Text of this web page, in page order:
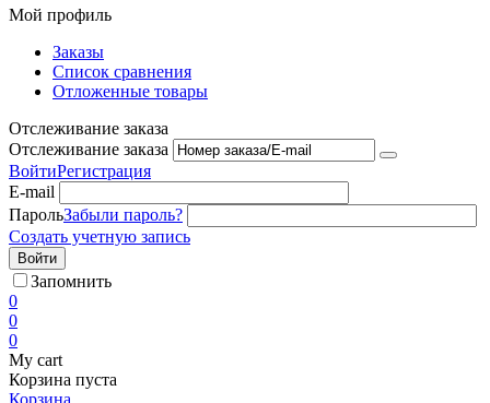
Мой профиль
Заказы
Список сравнения
Отложенные товары
Отслеживание заказа
Отслеживание заказа
ВойтиРегистрация
E-mail
ПарольЗабыли пароль?
Создать учетную запись
Войти
Запомнить
0
0
0
My cart
Корзина пуста